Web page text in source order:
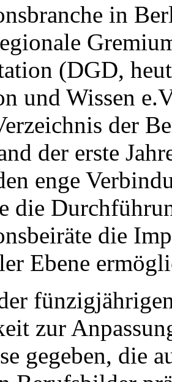
in
(DGD,
und Wissen
der
der erste
enge
die
die
Ebene
zur
gegeben, die